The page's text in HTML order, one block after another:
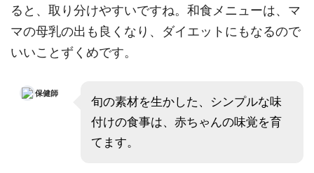
ると、取り分けやすいですね。和食メニューは、マ
マの母乳の出も良くなり、ダイエットにもなるので
いいことずくめです。
保健師
旬の素材を生かした、シンプルな味
付けの食事は、赤ちゃんの味覚を育
てます。